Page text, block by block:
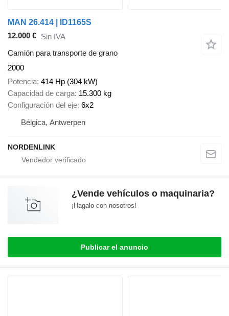
MAN 26.414 | ID1165S
12.000 € Sin IVA
Camión para transporte de grano
2000
Potencia 414 Hp (304 kW)
Capacidad de carga 15.300 kg
Configuración del eje 6x2
Bélgica, Antwerpen
NORDENLINK
¿Vende vehículos o maquinaria?
¡Hagalo con nosotros!
Publicar el anuncio